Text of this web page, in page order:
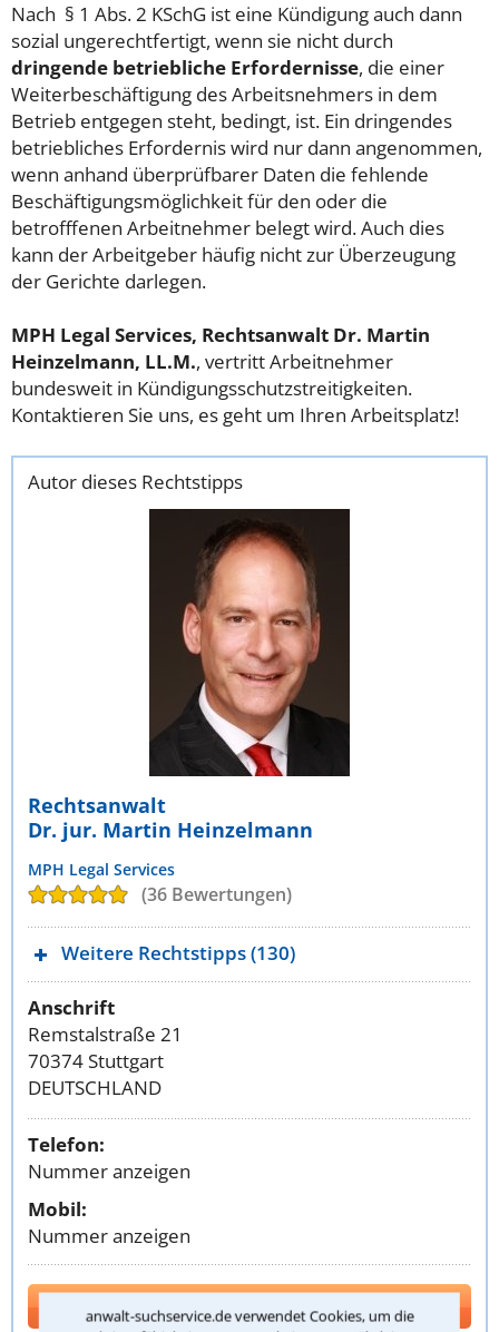
anwalt-suchservice.de verwendet Cookies, um die
Nach § 1 Abs. 2 KSchG ist eine Kündigung auch dann
sozial ungerechtfertigt, wenn sie nicht durch
dringende betriebliche Erfordernisse, die einer
Weiterbeschäftigung des Arbeitsnehmers in dem
Betrieb entgegen steht, bedingt, ist. Ein dringendes
betriebliches Erfordernis wird nur dann angenommen,
wenn anhand überprüfbarer Daten die fehlende
Beschäftigungsmöglichkeit für den oder die
betrofffenen Arbeitnehmer belegt wird. Auch dies
kann der Arbeitgeber häufig nicht zur Überzeugung
der Gerichte darlegen.
MPH Legal Services, Rechtsanwalt Dr. Martin
Heinzelmann, LL.M., vertritt Arbeitnehmer
bundesweit in Kündigungsschutzstreitigkeiten.
Kontaktieren Sie uns, es geht um Ihren Arbeitsplatz!
Autor dieses Rechtstipps
Rechtsanwalt
Dr. jur. Martin Heinzelmann
MPH Legal Services
(36 Bewertungen)
Weitere Rechtstipps (130)
Anschrift
Remstalstraße 21
70374 Stuttgart
DEUTSCHLAND
Telefon:
Nummer anzeigen
Mobil:
Nummer anzeigen
Kontakt